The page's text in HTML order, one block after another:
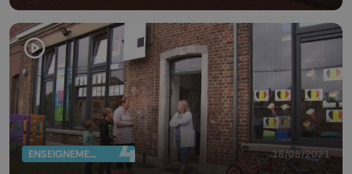
ENSEIGNEMENT 18/08/2021